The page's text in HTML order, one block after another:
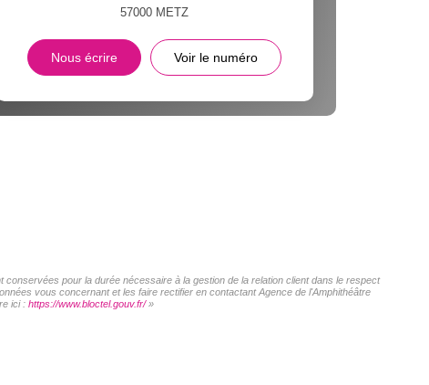
57000 METZ
Nous écrire Voir le numéro
pour la durée nécessaire à la gestion de la relation client dans le respect
vous concernant et les faire rectifier en contactant Agence de l'Amphithéâtre
ici : https://www.bloctel.gouv.fr/»